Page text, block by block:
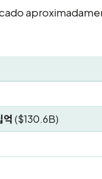
($130.6B)